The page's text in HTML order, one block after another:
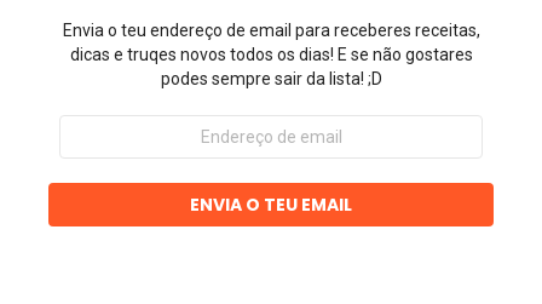
Envia o teu endereço de email para receberes receitas,
dicas e truqes novos todos os dias! E se não gostares
podes sempre sair da lista! ;D
Endereço
email
ENVIA O TEU EMAIL